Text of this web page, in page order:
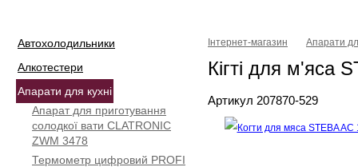
Автохолодильники
Алкотестери
Апарати для кухні
Апарат для приготування
солодкої вати CLATRONIC
ZWM 3478
Термометр цифровий PROFI
Інтернет-магазин Апарати
Кігті для м'яса
Артикул 207870-529